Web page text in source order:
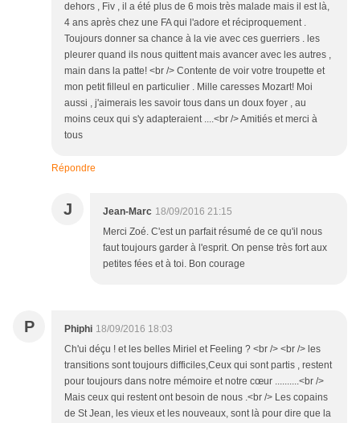
dehors , Fiv , il a été plus de 6 mois très malade mais il est là,
4 ans après chez une FA qui l'adore et réciproquement .
Toujours donner sa chance à la vie avec ces guerriers . les
pleurer quand ils nous quittent mais avancer avec les autres ,
main dans la patte! <br /> Contente de voir votre troupette et
mon petit filleul en particulier . Mille caresses Mozart! Moi
aussi , j'aimerais les savoir tous dans un doux foyer , au
moins ceux qui s'y adapteraient ....<br /> Amitiés et merci à
tous
Répondre
J Jean-Marc 18/09/2016 21:15
Merci Zoé. C'est un parfait résumé de ce qu'il nous
faut toujours garder à l'esprit. On pense très fort aux
petites fées et à toi. Bon courage
P Phiphi 18/09/2016 18:03
Ch'ui déçu ! et les belles Miriel et Feeling ? <br /> <br /> les
transitions sont toujours difficiles,Ceux qui sont partis , restent
pour toujours dans notre mémoire et notre cœur ..........<br />
Mais ceux qui restent ont besoin de nous .<br /> Les copains
de St Jean, les vieux et les nouveaux, sont là pour dire que la